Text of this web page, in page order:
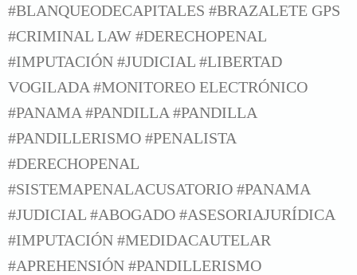
#BLANQUEODECAPITALES #BRAZALETE GPS
#CRIMINAL LAW #DERECHOPENAL
#IMPUTACIÓN #JUDICIAL #LIBERTAD
VOGILADA #MONITOREO ELECTRÓNICO
#PANAMA #PANDILLA #PANDILLA
#PANDILLERISMO #PENALISTA
#DERECHOPENAL
#SISTEMAPENALACUSATORIO #PANAMA
#JUDICIAL #ABOGADO #ASESORIAJURÍDICA
#IMPUTACIÓN #MEDIDACAUTELAR
#APREHENSIÓN #PANDILLERISMO